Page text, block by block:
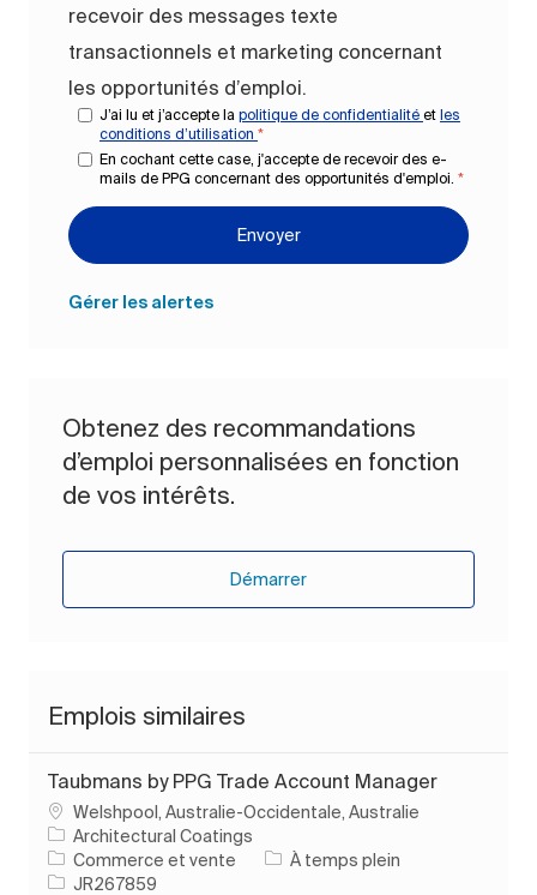
recevoir des messages texte
transactionnels et marketing concernant
les opportunités d’emploi.
J’ai lu et j’accepte la politique de confidentialité et les
conditions d’utilisation *
En cochant cette case, j'accepte de recevoir des e-
mails de PPG concernant des opportunités d'emploi. *
Envoyer
Gérer les alertes
Obtenez des recommandations
d’emploi personnalisées en fonction
de vos intérêts.
Démarrer
Emplois similaires
Taubmans by PPG Trade Account Manager
Emplacement
Welshpool, Australie-Occidentale, Australie
Architectural Coatings
Catégorie
Commerce et vente Type d’emploi
À temps plein
ID de l’emploi
JR267859